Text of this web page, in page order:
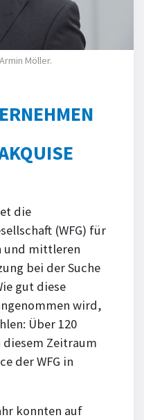
Möller.
die
(WFG) für
und mittleren
bei der Suche
gut diese
wird,
Über 120
diesem Zeitraum
der WFG in
konnten auf